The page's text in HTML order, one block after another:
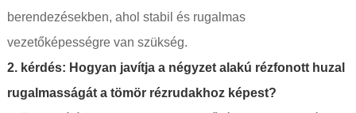
berendezésekben, ahol stabil és rugalmas
vezetőképességre van szükség.
2. kérdés: Hogyan javítja a négyzet alakú rézfonott huzal
rugalmasságát a tömör rézrudakhoz képest?